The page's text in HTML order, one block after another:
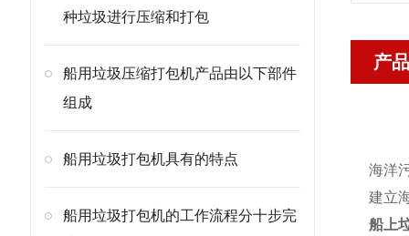
种垃圾进行压缩和打包
船用垃圾压缩打包机产品由以下部件
组成
船用垃圾打包机具有的特点
船用垃圾打包机的工作流程分十步完
产
海洋
建立
船上